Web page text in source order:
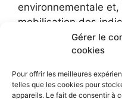
Gérer le
cookies
Pour offrir les meilleures
telles que les cookies pour
appareils. Le fait de consentir à
environnementale
mobilisation des
développement